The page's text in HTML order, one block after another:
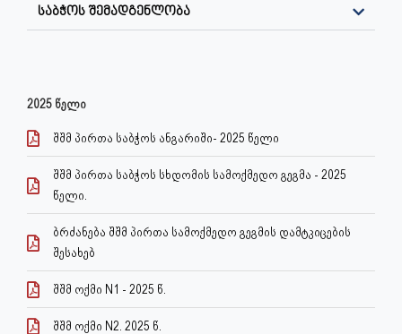
საბჭოს შემადგენლობა
2025 წელი
შშმ პირთა საბჭოს ანგარიში- 2025 წელი
შშმ პირთა საბჭოს სხდომის სამოქმედო გეგმა - 2025
წელი.
ბრძანება შშმ პირთა სამოქმედო გეგმის დამტკიცების
შესახებ
შშმ ოქმი N1 - 2025 წ.
შშმ ოქმი N2. 2025 წ.